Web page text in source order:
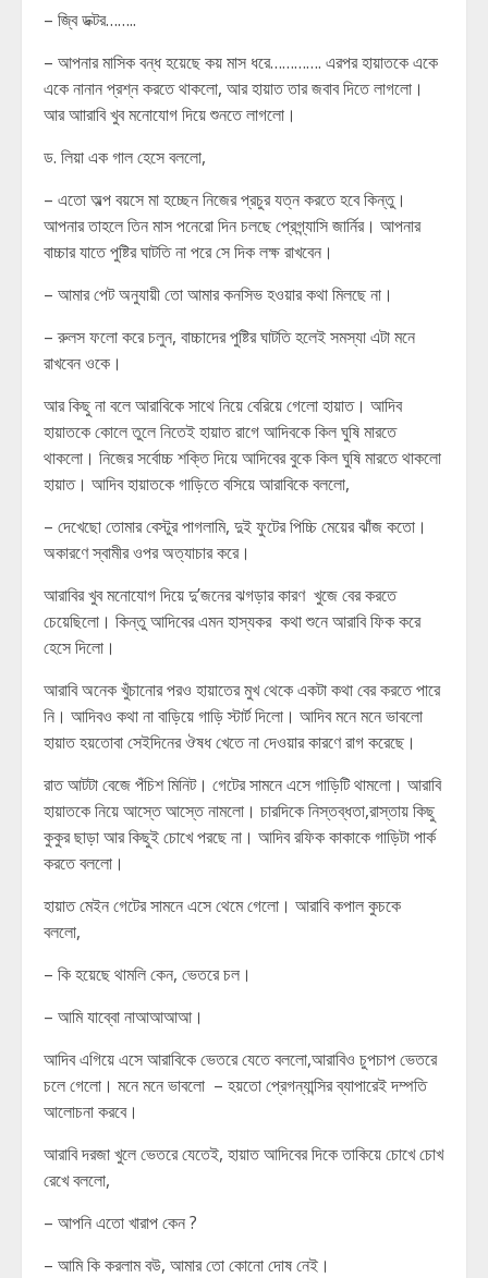
– জ্বি ডক্টর……..
– আপনার মাসিক বন্ধ হয়েছে কয় মাস ধরে…………. এরপর হায়াতকে একে
একে নানান প্রশ্ন করতে থাকলো, আর হায়াত তার জবাব দিতে লাগলো।
আর আারাবি খুব মনোযোগ দিয়ে শুনতে লাগলো।
ড. লিয়া এক গাল হেসে বললো,
– এতো অল্প বয়সে মা হচ্ছেন নিজের প্রচুর যত্ন করতে হবে কিন্তু।
আপনার তাহলে তিন মাস পনেরো দিন চলছে প্রেগ্ন্যাসি জার্নির। আপনার
বাচ্চার যাতে পুষ্টির ঘাটতি না পরে সে দিক লক্ষ রাখবেন।
– আমার পেট অনুযায়ী তো আমার কনসিভ হওয়ার কথা মিলছে না।
– রুলস ফলো করে চলুন, বাচ্চাদের পুষ্টির ঘাটতি হলেই সমস্যা এটা মনে
রাখবেন ওকে।
আর কিছু না বলে আরাবিকে সাথে নিয়ে বেরিয়ে গেলো হায়াত। আদিব
হায়াতকে কোলে তুলে নিতেই হায়াত রাগে আদিবকে কিল ঘুষি মারতে
থাকলো। নিজের সর্বোচ্চ শক্তি দিয়ে আদিবের বুকে কিল ঘুষি মারতে থাকলো
হায়াত। আদিব হায়াতকে গাড়িতে বসিয়ে আরাবিকে বললো,
– দেখেছো তোমার বেস্টুর পাগলামি, দুই ফুটের পিচ্চি মেয়ের ঝাঁজ কতো।
অকারণে স্বামীর ওপর অত্যাচার করে।
আরাবির খুব মনোযোগ দিয়ে দু’জনের ঝগড়ার কারণ খুজে বের করতে
চেয়েছিলো। কিন্তু আদিবের এমন হাস্যকর কথা শুনে আরাবি ফিক করে
হেসে দিলো।
আরাবি অনেক খুঁচানোর পরও হায়াতের মুখ থেকে একটা কথা বের করতে পারে
নি। আদিবও কথা না বাড়িয়ে গাড়ি স্টার্ট দিলো। আদিব মনে মনে ভাবলো
হায়াত হয়তোবা সেইদিনের ঔষধ খেতে না দেওয়ার কারণে রাগ করেছে।
রাত আটটা বেজে পঁচিশ মিনিট। গেটের সামনে এসে গাড়িটি থামলো। আরাবি
হায়াতকে নিয়ে আস্তে আস্তে নামলো। চারদিকে নিস্তব্ধতা,রাস্তায় কিছু
কুকুর ছাড়া আর কিছুই চোখে পরছে না। আদিব রফিক কাকাকে গাড়িটা পার্ক
করতে বললো।
হায়াত মেইন গেটের সামনে এসে থেমে গেলো। আরাবি কপাল কুচকে
বললো,
– কি হয়েছে থামলি কেন, ভেতরে চল।
– আমি যাব্বো নাআআআআ।
আদিব এগিয়ে এসে আরাবিকে ভেতরে যেতে বললো,আরাবিও চুপচাপ ভেতরে
চলে গেলো। মনে মনে ভাবলো – হয়তো প্রেগন্যান্সির ব্যাপারেই দম্পতি
আলোচনা করবে।
আরাবি দরজা খুলে ভেতরে যেতেই, হায়াত আদিবের দিকে তাকিয়ে চোখে চোখ
রেখে বললো,
– আপনি এতো খারাপ কেন ?
– আমি কি করলাম বউ, আমার তো কোনো দোষ নেই।